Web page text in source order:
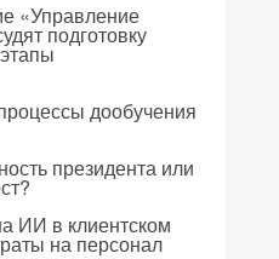
«Управление
подготовку
дообучения
президента или
ИИ в клиентском
на персонал